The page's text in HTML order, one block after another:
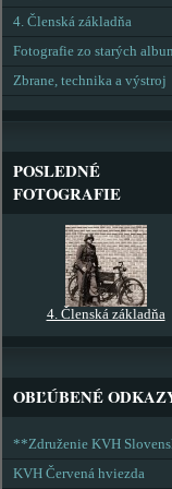
4. Členská základňa
Fotografie zo starých
Zbrane, technika a výstroj
POSLEDNÉ
FOTOGRAFIE
4. Členská základňa
OBĽÚBENÉ
**Združenie KVH
KVH Červená hviezda